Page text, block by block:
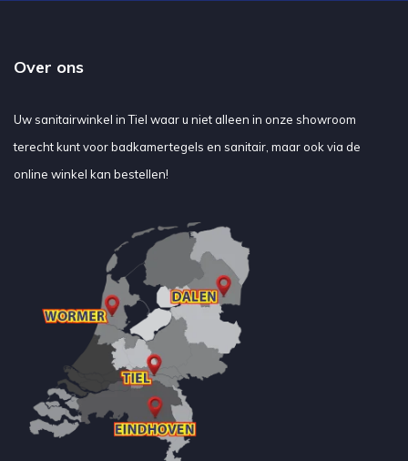
Over ons
Uw sanitairwinkel in Tiel waar u niet alleen in onze showroom
terecht kunt voor badkamertegels en sanitair, maar ook via de
online winkel kan bestellen!